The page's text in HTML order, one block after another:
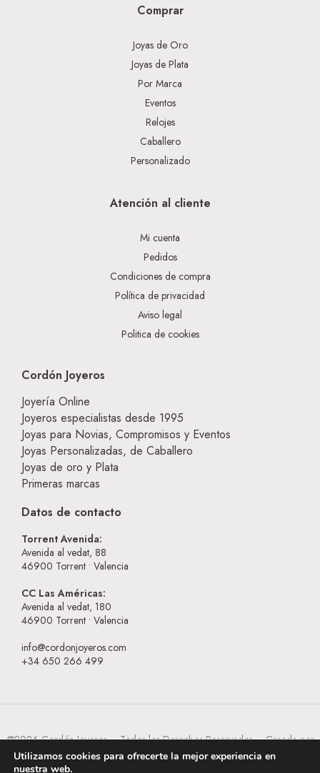
Comprar
Joyas de Oro
Joyas de Plata
Por Marca
Eventos
Relojes
Caballero
Personalizado
Atención al cliente
Mi cuenta
Pedidos
Condiciones de compra
Política de privacidad
Aviso legal
Politica de cookies
Cordón Joyeros
Joyería Online
Joyeros especialistas desde 1995
Joyas para Novias, Compromisos y Eventos
Joyas Personalizadas, de Caballero
Joyas de oro y Plata
Primeras marcas
Datos de contacto
Torrent Avenida:
Avenida al vedat, 88
46900 Torrent • Valencia
CC Las Américas:
Avenida al vedat, 180
46900 Torrent • Valencia
info@cordonjoyeros.com
+34 650 266 499
@2026 Cordón Joyeros – Todos los Derechos Reservados – Creada por
BESEOWEB
Utilizamos cookies para ofrecerte la mejor experiencia en
nuestra web.